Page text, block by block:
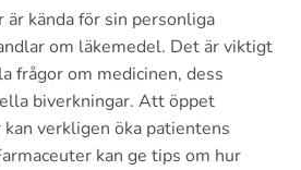
är kända för sin personliga
om läkemedel. Det är viktigt
frågor om medicinen, dess
biverkningar. Att öppet
verkligen öka patientens
kan ge tips om hur